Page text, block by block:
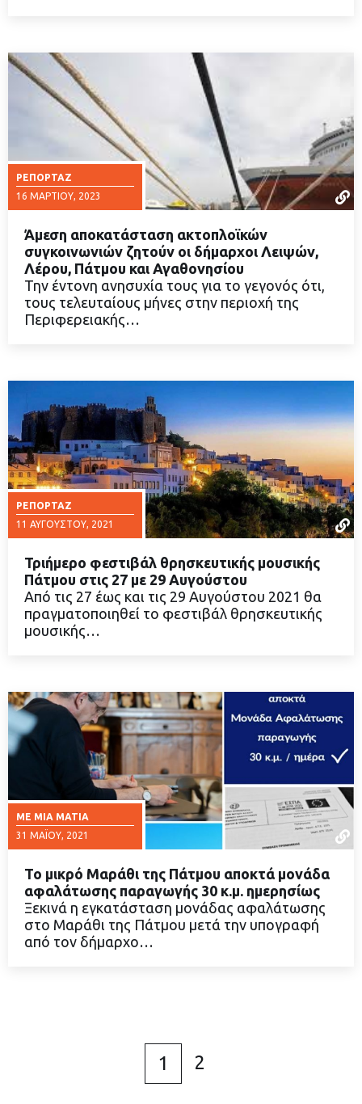
ΡΕΠΟΡΤΆΖ
16 ΜΑΡΤΊΟΥ, 2023
ΔΙΑΒΑΣΤΕ ΠΕΡΙΣΣΟΤΕΡΑ
Άμεση αποκατάσταση ακτοπλοϊκών
συγκοινωνιών ζητούν οι δήμαρχοι Λειψών,
Λέρου, Πάτμου και Αγαθονησίου
Την έντονη ανησυχία τους για το γεγονός ότι,
τους τελευταίους μήνες στην περιοχή της
Περιφερειακής…
ΡΕΠΟΡΤΆΖ
11 ΑΥΓΟΎΣΤΟΥ, 2021
ΔΙΑΒΑΣΤΕ ΠΕΡΙΣΣΟΤΕΡΑ
Τριήμερο φεστιβάλ θρησκευτικής μουσικής
Πάτμου στις 27 με 29 Αυγούστου
Από τις 27 έως και τις 29 Αυγούστου 2021 θα
πραγματοποιηθεί το φεστιβάλ θρησκευτικής
μουσικής…
ΜΕ ΜΙΑ ΜΑΤΙΆ
31 ΜΑΪ́ΟΥ, 2021
ΔΙΑΒΑΣΤΕ ΠΕΡΙΣΣΟΤΕΡΑ
Το μικρό Μαράθι της Πάτμου αποκτά μονάδα
αφαλάτωσης παραγωγής 30 κ.μ. ημερησίως
Ξεκινά η εγκατάσταση μονάδας αφαλάτωσης
στο Μαράθι της Πάτμου μετά την υπογραφή
από τον δήμαρχο…
1 2